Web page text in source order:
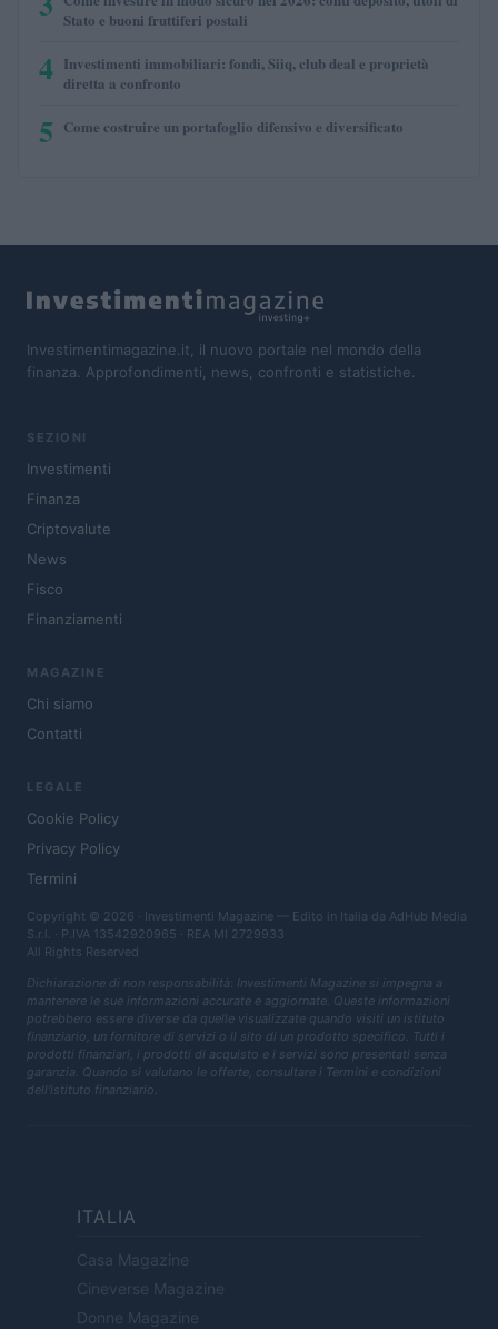
Stato e buoni fruttiferi postali
4 Investimenti immobiliari: fondi, Siiq, club deal e proprietà
diretta a confronto
5 Come costruire un portafoglio difensivo e diversificato
Investimentimagazine.it, il nuovo portale nel mondo della
finanza. Approfondimenti, news, confronti e statistiche.
SEZIONI
Investimenti
Finanza
Criptovalute
News
Fisco
Finanziamenti
MAGAZINE
Chi siamo
Contatti
LEGALE
Cookie Policy
Privacy Policy
Termini
Copyright © 2026 · Investimenti Magazine — Edito in Italia da AdHub Media
S.r.l. · P.IVA 13542920965 · REA MI 2729933
All Rights Reserved
Dichiarazione di non responsabilità: Investimenti Magazine si impegna a
mantenere le sue informazioni accurate e aggiornate. Queste informazioni
potrebbero essere diverse da quelle visualizzate quando visiti un istituto
finanziario, un fornitore di servizi o il sito di un prodotto specifico. Tutti i
prodotti finanziari, i prodotti di acquisto e i servizi sono presentati senza
garanzia. Quando si valutano le offerte, consultare i Termini e condizioni
dell'istituto finanziario.
ITALIA
Casa Magazine
Cineverse Magazine
Donne Magazine